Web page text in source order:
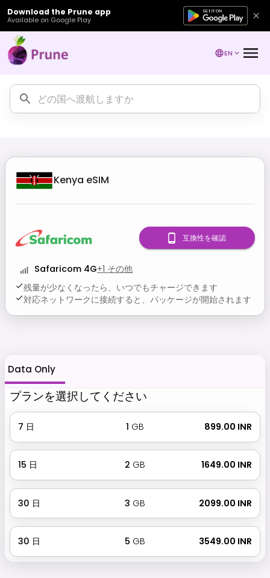
Download the Prune app
Available on Google Play
EN
Kenya eSIM
Safaricom 4G+1 その他
残量が少なくなったら、いつでもチャージできます
対応ネットワークに接続すると、パッケージが開始されます
互換性を確認
Data Only
プランを選択してください
7 日 1 GB ₹ 899.00 INR
15 日 2 GB ₹ 1649.00 INR
30 日 3 GB ₹ 2099.00 INR
30 日 5 GB ₹ 3549.00 INR